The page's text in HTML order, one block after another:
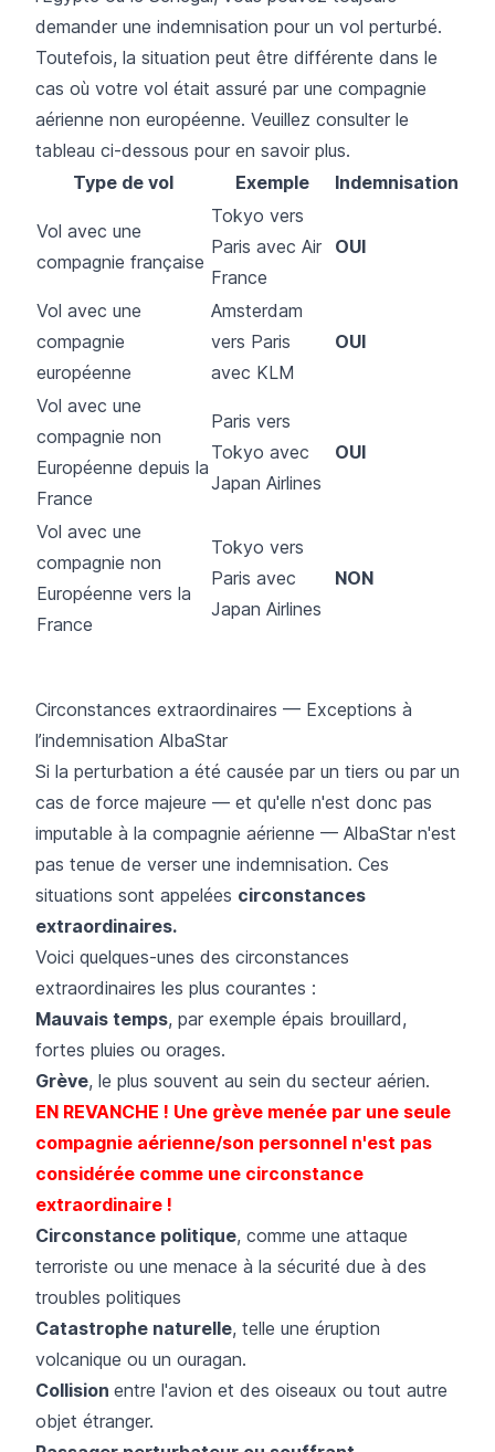
demander une indemnisation pour un vol perturbé.
Toutefois, la situation peut être différente dans le
cas où votre vol était assuré par une compagnie
aérienne non européenne. Veuillez consulter le
tableau ci-dessous pour en savoir plus.
Type de vol
Exemple Indemnisation
Vol avec une
compagnie française
Tokyo vers
Paris avec Air
France
OUI
Vol avec une
compagnie
européenne
Amsterdam
vers Paris
avec KLM
OUI
Vol avec une
compagnie non
Européenne depuis la
France
Paris vers
Tokyo avec
Japan Airlines
OUI
Vol avec une
compagnie non
Européenne vers la
France
Tokyo vers
Paris avec
Japan Airlines
NON
Circonstances extraordinaires — Exceptions à
l’indemnisation AlbaStar
Si la perturbation a été causée par un tiers ou par un
cas de force majeure — et qu'elle n'est donc pas
imputable à la compagnie aérienne — AlbaStar n'est
pas tenue de verser une indemnisation. Ces
situations sont appelées circonstances
extraordinaires.
Voici quelques-unes des circonstances
extraordinaires les plus courantes :
Mauvais temps, par exemple épais brouillard,
fortes pluies ou orages.
Grève, le plus souvent au sein du secteur aérien.
EN REVANCHE ! Une grève menée par une seule
compagnie aérienne/son personnel n'est pas
considérée comme une circonstance
extraordinaire !
Circonstance politique, comme une attaque
terroriste ou une menace à la sécurité due à des
troubles politiques
Catastrophe naturelle, telle une éruption
volcanique ou un ouragan.
Collision entre l'avion et des oiseaux ou tout autre
objet étranger.